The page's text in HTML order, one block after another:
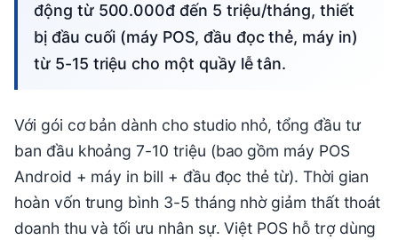
động từ 500.000đ đến 5 triệu/tháng, thiết
bị đầu cuối (máy POS, đầu đọc thẻ, máy in)
từ 5-15 triệu cho một quầy lễ tân.
Với gói cơ bản dành cho studio nhỏ, tổng đầu tư
ban đầu khoảng 7-10 triệu (bao gồm máy POS
Android + máy in bill + đầu đọc thẻ từ). Thời gian
hoàn vốn trung bình 3-5 tháng nhờ giảm thất thoát
doanh thu và tối ưu nhân sự. Việt POS hỗ trợ dùng